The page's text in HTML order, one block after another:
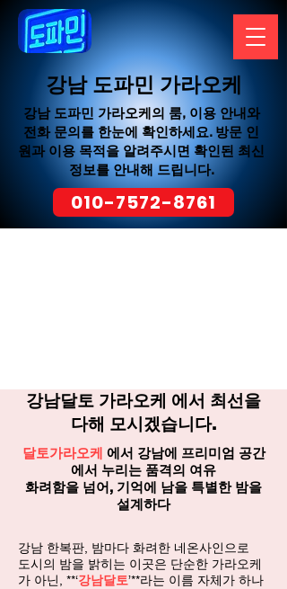
강남 도파민 가라오케
강남 도파민 가라오케의 룸, 이용 안내와
전화 문의를 한눈에 확인하세요. 방문 인
원과 이용 목적을 알려주시면 확인된 최신
정보를 안내해 드립니다.
010-7572-8761
강남달토 가라오케 에서 최선을
다해 모시겠습니다.
달토가라오케 에서 강남에 프리미엄 공간
에서 누리는 품격의 여유
화려함을 넘어, 기억에 남을 특별한 밤을
설계하다
강남 한복판, 밤마다 화려한 네온사인으로
도시의 밤을 밝히는 이곳은 단순한 가라오케
가 아닌, **‘강남달토’**라는 이름 자체가 하나